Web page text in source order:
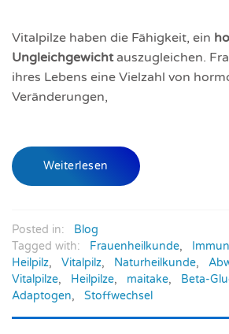
Vitalpilze haben die Fähigkeit, ein
Ungleichgewichtauszugleichen.
ihres Lebens eine Vielzahl von
Veränderungen,
Weiterlesen
Posted in:
Blog
Tagged with:
Frauenheilkunde,
Heilpilz, Vitalpilz, Naturheilkunde,
Vitalpilze, Heilpilze, maitake, Beta-
Adaptogen, Stoffwechsel